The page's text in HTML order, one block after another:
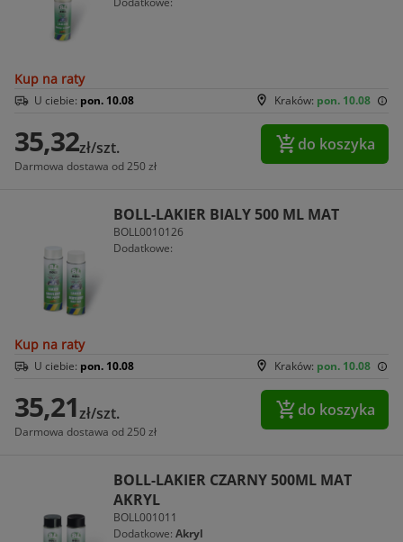
Kup na raty
Kraków: pon. 10.08
U ciebie: pon. 10.08
35,32zł/szt.
Darmowa dostawa od 250 zł
do koszyka
BOLL-LAKIER BIALY 500 ML MAT
BOLL0010126
Dodatkowe:
Kup na raty
Kraków: pon. 10.08
U ciebie: pon. 10.08
35,21zł/szt.
Darmowa dostawa od 250 zł
do koszyka
BOLL-LAKIER CZARNY 500ML MAT
AKRYL
BOLL001011
Dodatkowe: Akryl